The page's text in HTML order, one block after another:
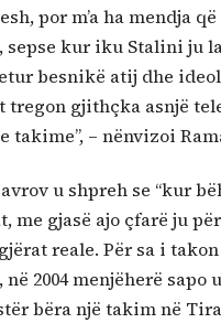
por m’a ha mendja
kur iku Stalini ju
besnikë atij dhe
tregon gjithçka asnjë
takime”, – nënvizoi
u shpreh se “kur
me gjasë ajo çfarë ju
reale. Për sa i
2004 menjëherë sapo
bëra një takim në